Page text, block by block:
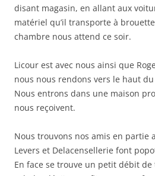
disant magasin, en allant aux
matériel qu’il transporte à
chambre nous attend ce soir.
Licour est avec nous ainsi que
nous nous rendons vers le haut
Nous entrons dans une maison
nous reçoivent.
Nous trouvons nos amis en partie
Levers et Delacensellerie font
En face se trouve un petit débit de